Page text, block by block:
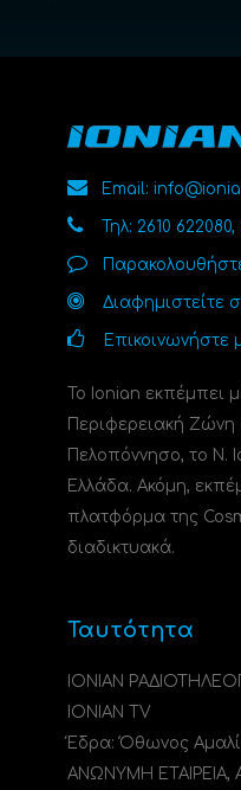
Email:
Τηλ: 2610
Διαφημιστείτε
Επικοινωνήστε
Το Ionian εκπέμπει
Περιφερειακή
Πελοπόννησο, το N.
Ελλάδα. Ακόμη,
πλατφόρμα της
διαδικτυακά.
Ταυτότητα
ΙΟΝΙΑΝ
IONIAN TV
Έδρα: Όθωνος
ΑΝΩΝΥΜΗ ΕΤΑΙΡΕΙΑ,